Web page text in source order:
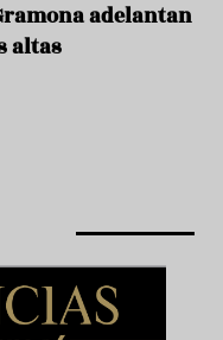
adelantan
altas